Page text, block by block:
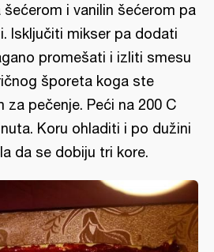
i vanilin šećerom pa
Isključiti mikser pa dodati
promešati i izliti smesu
šporeta koga ste
za pečenje. Peći na 200 C
Koru ohladiti i po dužini
da se dobiju tri kore.